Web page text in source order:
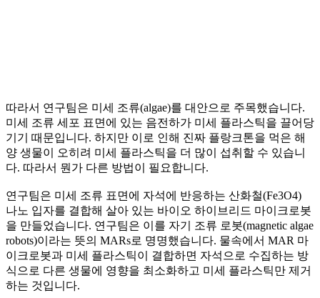
따라서 연구팀은 미세 조류(algae)를 대안으로 주목했습니다.
미세 조류 세포 표면에 있는 음전하가 미세 플라스틱을 끌어당
기기 때문입니다. 하지만 이로 인해 진짜 플랑크톤을 먹은 해
양 생물이 오히려 미세 플라스틱을 더 많이 섭취할 수 있습니
다. 따라서 뭔가 다른 방법이 필요합니다.
연구팀은 미세 조류 표면에 자석에 반응하는 산화철(Fe3O4)
나노 입자를 결합해 살아 있는 바이오 하이브리드 마이크로봇
을 만들었습니다. 연구팀은 이를 자기 조류 로봇(magnetic algae
robots)이라는 뜻의 MARs로 명명했습니다. 물속에서 MAR 마
이크로봇과 미세 플라스틱이 결합하면 자석으로 수집하는 방
식으로 다른 생물에 영향을 최소화하고 미세 플라스틱만 제거
하는 것입니다.